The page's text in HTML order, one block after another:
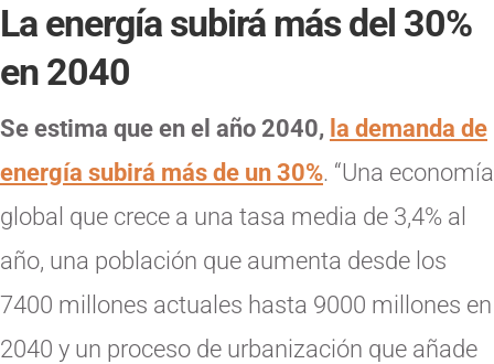
La energía subirá más del 30%
en 2040
Se estima que en el año 2040, la demanda de
energía subirá más de un 30%. “Una economía
global que crece a una tasa media de 3,4% al
año, una población que aumenta desde los
7400 millones actuales hasta 9000 millones en
2040 y un proceso de urbanización que añade